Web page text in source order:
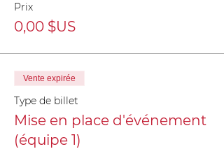
Prix
0,00 $US
Vente expirée
Type de billet
Mise en place d'événement
(équipe 1)